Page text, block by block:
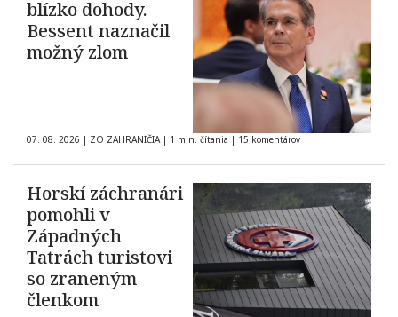
blízko dohody.
Bessent naznačil
možný zlom
07. 08. 2026 | ZO ZAHRANIČIA | 1 min. čítania | 15 komentárov
Horskí záchranári
pomohli v
Západných
Tatrách turistovi
so zraneným
členkom